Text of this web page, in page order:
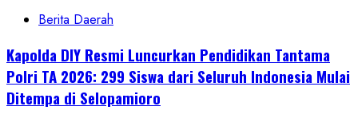
Berita Daerah
Kapolda DIY Resmi Luncurkan Pendidikan Tantama
Polri TA 2026: 299 Siswa dari Seluruh Indonesia Mulai
Ditempa di Selopamioro